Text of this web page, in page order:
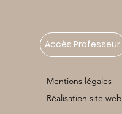
Accès Professeur
Mentions légales
Réalisation site